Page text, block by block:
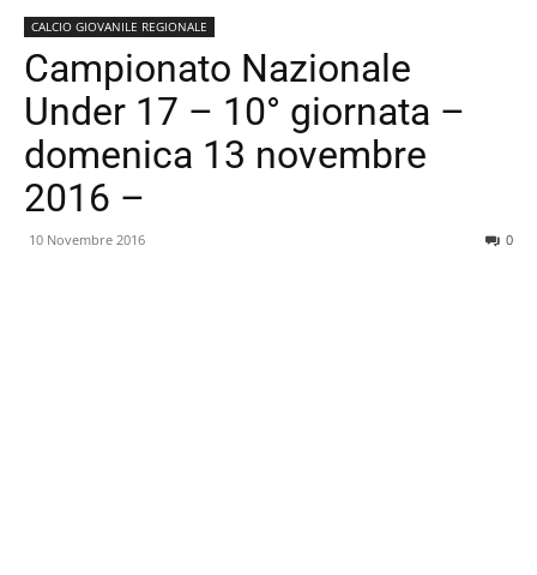
CALCIO GIOVANILE REGIONALE
Campionato Nazionale
Under 17 – 10° giornata –
domenica 13 novembre
2016 –
10 Novembre 2016 0